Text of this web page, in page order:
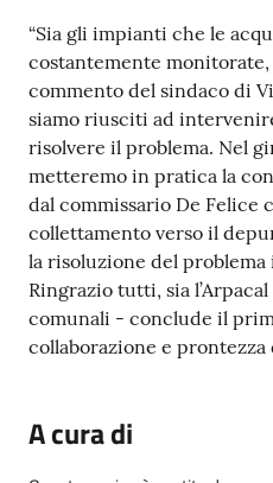
“Sia gli impianti che le
costantemente
commento del sindaco di
siamo riusciti ad
risolvere il problema. Nel
metteremo in pratica la
dal commissario De Felice
collettamento verso il
la risoluzione del
Ringrazio tutti, sia
comunali - conclude il
collaborazione e prontezza
A cura di